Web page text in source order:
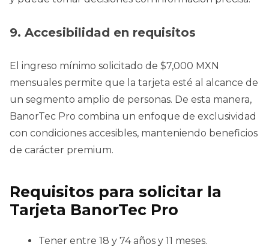
9. Accesibilidad en requisitos
El ingreso mínimo solicitado de $7,000 MXN
mensuales permite que la tarjeta esté al alcance de
un segmento amplio de personas. De esta manera,
BanorTec Pro combina un enfoque de exclusividad
con condiciones accesibles, manteniendo beneficios
de carácter premium.
Requisitos para solicitar la
Tarjeta BanorTec Pro
Tener entre 18 y 74 años y 11 meses.